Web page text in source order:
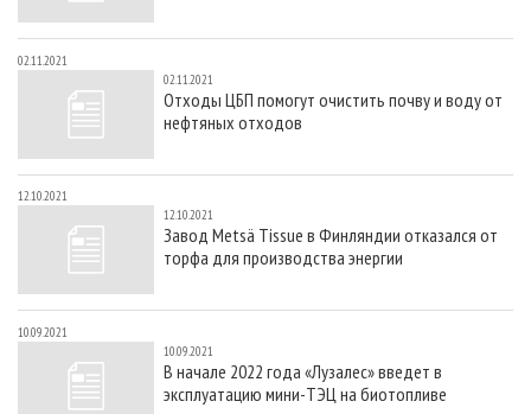
02.11.2021
02.11.2021
Отходы ЦБП помогут очистить почву и воду от
нефтяных отходов
12.10.2021
12.10.2021
Завод Metsä Tissue в Финляндии отказался от
торфа для производства энергии
10.09.2021
10.09.2021
В начале 2022 года «Лузалес» введет в
эксплуатацию мини-ТЭЦ на биотопливе